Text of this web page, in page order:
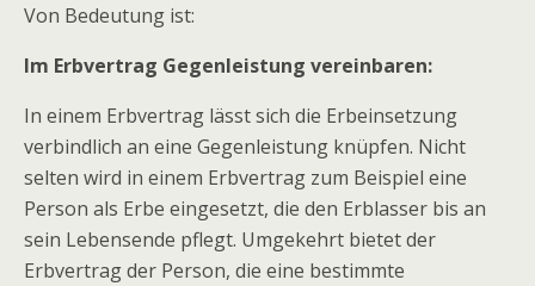
Von Bedeutung ist:
Im Erbvertrag Gegenleistung vereinbaren:
In einem Erbvertrag lässt sich die Erbeinsetzung
verbindlich an eine Gegenleistung knüpfen. Nicht
selten wird in einem Erbvertrag zum Beispiel eine
Person als Erbe eingesetzt, die den Erblasser bis an
sein Lebensende pflegt. Umgekehrt bietet der
Erbvertrag der Person, die eine bestimmte